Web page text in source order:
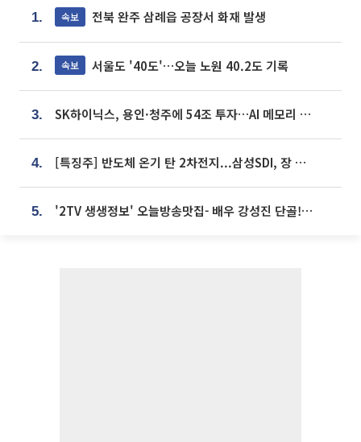
1. 속보 전북 완주 삼례읍 공장서 화재 발생
2. 속보 서울도 '40도'…오늘 노원 40.2도 기록
3. SK하이닉스, 용인·청주에 54조 투자…AI 메모리 생산기지 키운다
4. [특징주] 반도체 온기 탄 2차전지...삼성SDI, 장 초반 7% 넘게 껑충
5. '2TV 생생정보' 오늘방송맛집- 배우 강성진 단골! 쌀국수ㆍ푸팟퐁 커리 맛집 '블○○○'